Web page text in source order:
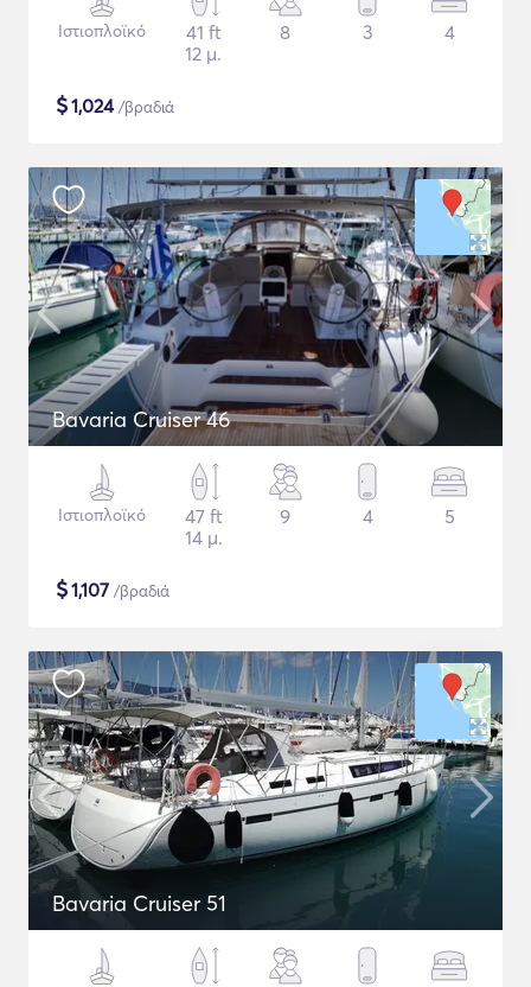
Ιστιοπλοϊκό
41 ft
12 μ.
8 3 4
$1,024/βραδιά
Bavaria Cruiser 46
Ιστιοπλοϊκό
47 ft
14 μ.
9 4 5
$1,107 /βραδιά
Bavaria Cruiser 51